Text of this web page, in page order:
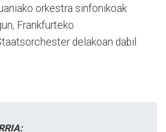
orkestra sinfonikoak
Frankfurteko
delakoan dabil